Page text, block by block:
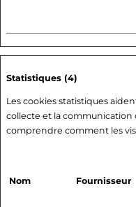
Statistiques (4)
Les cookies statistiques
collecte et la
comprendre comment les
Nom Fournisseur